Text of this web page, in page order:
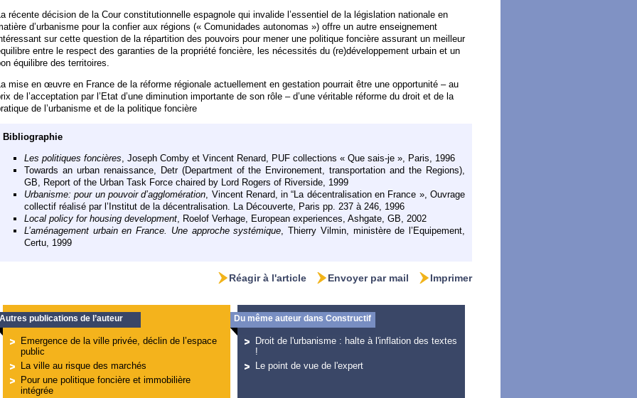
récente décision de la Cour constitutionnelle espagnole qui invalide l’essentiel de la législation nationale en
d’urbanisme pour la confier aux régions (« Comunidades autonomas ») offre un autre enseignement
sur cette question de la répartition des pouvoirs pour mener une politique foncière assurant un meilleur
entre le respect des garanties de la propriété foncière, les nécessités du (re)développement urbain et un
équilibre des territoires.
mise en œuvre en France de la réforme régionale actuellement en gestation pourrait être une opportunité – au
de l’acceptation par l’Etat d’une diminution importante de son rôle – d’une véritable réforme du droit et de la
de l’urbanisme et de la politique foncière
Bibliographie
Les politiques foncières , Joseph Comby et Vincent Renard, PUF collections « Que sais-je », Paris, 1996
Towards an urban renaissance, Detr (Department of the Environement, transportation and the Regions),
GB, Report of the Urban Task Force chaired by Lord Rogers of Riverside, 1999
Urbanisme: pour un pouvoir d’agglomération , Vincent Renard, in “La décentralisation en France », Ouvrage
collectif réalisé par l’Institut de la décentralisation. La Découverte, Paris pp. 237 à 246, 1996
Local policy for housing development , Roelof Verhage, European experiences, Ashgate, GB, 2002
L’aménagement urbain en France. Une approche systémique , Thierry Vilmin, ministère de l’Equipement,
Certu, 1999
Imprimer
Envoyer par mail
Réagir à l'article
Autres publications de l’auteur
Emergence de la ville privée, déclin de l’espace
public
La ville au risque des marchés
Pour une politique foncière et immobilière
intégrée
Du même auteur dans Constructif
Droit de l'urbanisme : halte à l'inflation des textes
!
Le point de vue de l'expert